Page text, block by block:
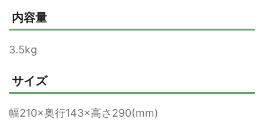
内容量
3.5kg
サイズ
幅210×奥行143×高さ290(mm)